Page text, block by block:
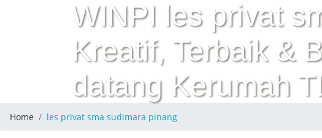
WINPI les privat
Kreatif, Terbaik &
datang Kerumah
Home les privat sma sudimara pinang